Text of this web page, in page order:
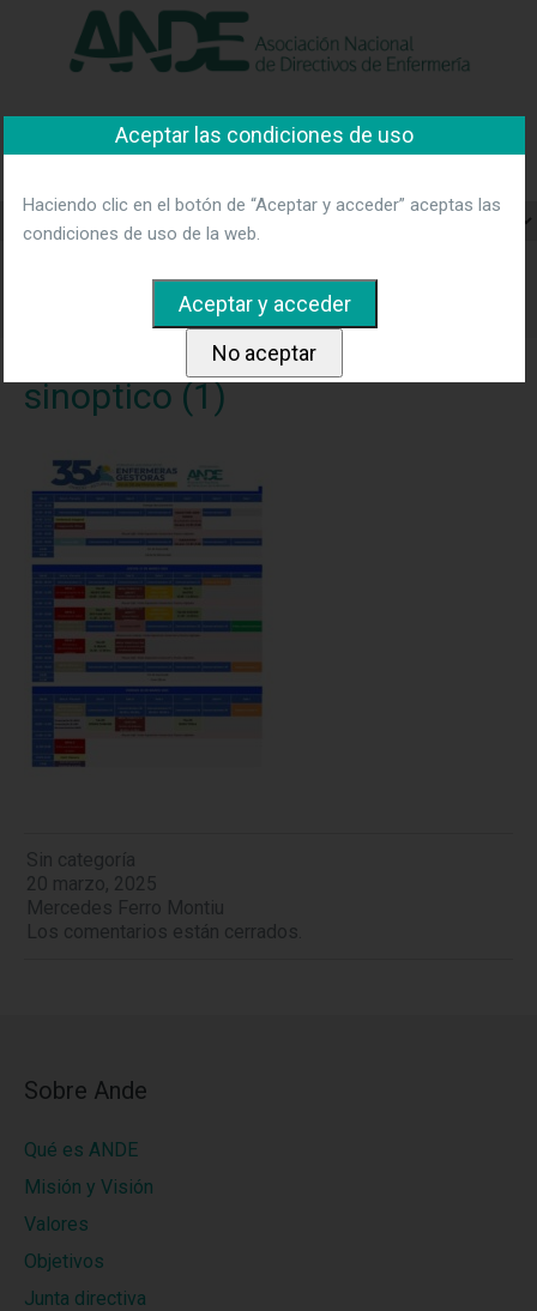
"Ver política"
Asociación Nacional de
Directivos de Enfermería
Proyecto Nursing Research Challenge. Oviedo, 26 de marzo
2025.sinoptico (1)
sinoptico (1)
Sin categoría
20 marzo, 2025
Mercedes Ferro Montiu
Los comentarios están cerrados.
Sobre Ande
Qué es ANDE
Misión y Visión
Valores
Objetivos
Junta directiva
Aceptar las condiciones de uso
Haciendo clic en el botón de “Aceptar y acceder” aceptas las
condiciones de uso de la web.